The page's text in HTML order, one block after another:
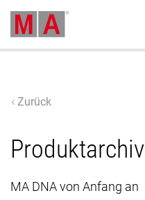
Zurück
Produktarchiv
MA DNA von Anfang an